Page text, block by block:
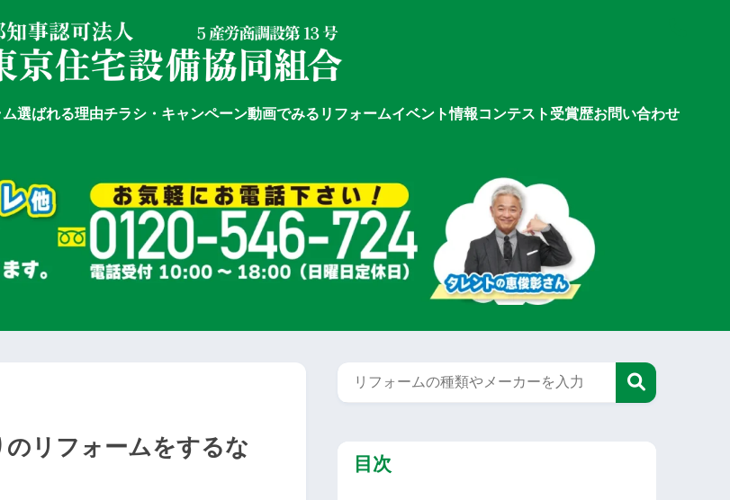
ム選ばれる理由チラシ・キャンペーン動画でみるリフォームイベント情報コンテスト受賞歴お問い合わせ
のリフォームをするな
目次